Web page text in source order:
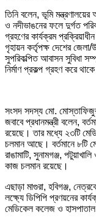
তিনি বলেন, ভূমি মন্ত্রণালয়ের
ও নদীভাঙনের ফলে দুর্গত
গ্রহণের কার্যক্রম
গৃহায়ন কর্তৃপক্ষ দেশের
সুপরিকল্পিত আবাসন সুবিধা
নির্মাণ প্রকল্প গ্রহণ করে
সংসদ সদস্য মো. মোস্তাফিজুর
জবাবে প্রধানমন্ত্রী বলেন,
রয়েছে। তার মধ্যে ২৩টি
চলমান আছে। বর্তমানে ৮টি
রাঙামাটি, সুনামগঞ্জ,
কাজ চলমান রয়েছে।
এছাড়া মাগুরা, হবিগঞ্জ,
লক্ষ্যে ডিপিপি প্রণয়নের
মেডিকেল কলেজ ও হাসপাতাল